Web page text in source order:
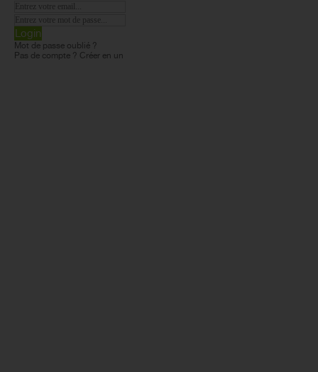
Login
Mot de passe oublié ?
Pas de compte ? Créer en un